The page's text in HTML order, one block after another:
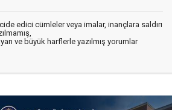
edici cümleler veya imalar, inançlara saldırı
ve büyük harflerle yazılmış yorumlar